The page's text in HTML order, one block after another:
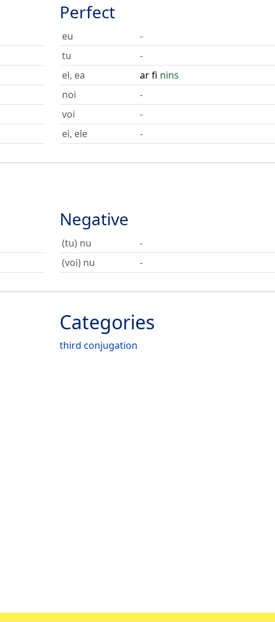
Perfect
eu
-
tu
-
el, ea
ar fi nins
noi
-
voi
-
ei, ele
-
Negative
(tu) nu
-
(voi) nu
-
Categories
third conjugation